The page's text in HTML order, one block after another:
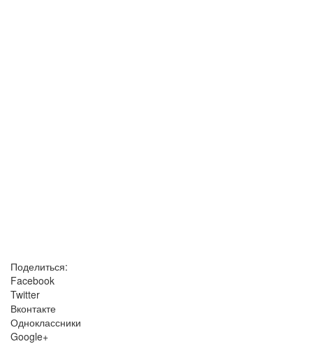
Поделиться:
Facebook
Twitter
Вконтакте
Одноклассники
Google+